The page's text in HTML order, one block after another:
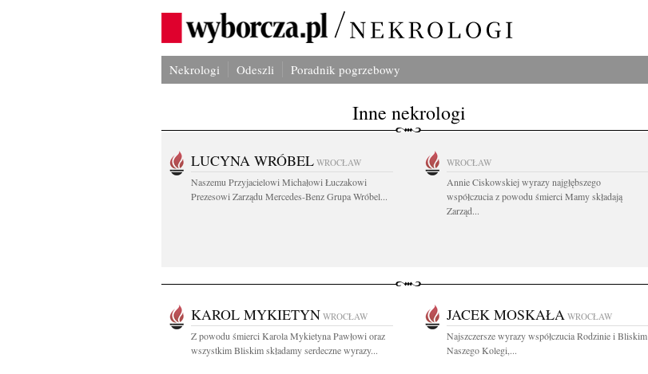
Nekrologi Odeszli Poradnik pogrzebowy
Inne nekrologi
LUCYNA WRÓBEL WROCŁAW
Naszemu Przyjacielowi Michałowi Łuczakowi
Prezesowi Zarządu Mercedes-Benz Grupa Wróbel...
WROCŁAW
Annie Ciskowskiej wyrazy najgłębszego
współczucia z powodu śmierci Mamy składają
Zarząd...
KAROL MYKIETYN WROCŁAW
Z powodu śmierci Karola Mykietyna Pawłowi oraz
wszystkim Bliskim składamy serdeczne wyrazy...
JACEK MOSKAŁA WROCŁAW
Najszczersze wyrazy współczucia Rodzinie i Bliskim
Naszego Kolegi,...